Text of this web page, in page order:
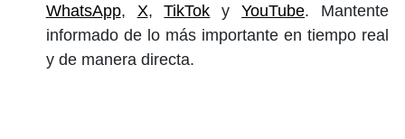
WhatsApp, X,TikTok yYouTube. Mantente
informado de lo más importante en tiempo real
y de manera directa.